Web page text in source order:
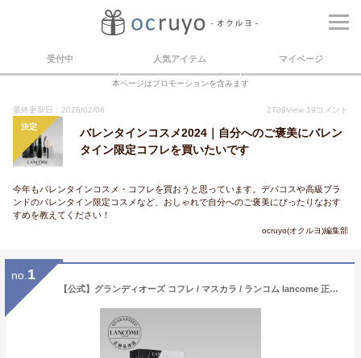
受付中 人気アイテム マイページ
本ページはプロモーションを含みます
最終更新日：2026/02/08 2709View 19 コメント
決定
バレンタインコスメ2024｜自分へのご褒美にバレン
タイン限定コフレを買いたいです
今年もバレンタインコスメ・コフレを買おうと思っています。デパコスや高級ブラ
ンドのバレンタイン限定コスメなど、おしゃれで自分へのご褒美にぴったりなおす
すめを教えてください！
ocruyo(オクルヨ)編集部
no. 1
【公式】グランディオーズ コフレ / マスカラ / ランコム lancome 正規品 プレゼント 誕生日 バレンタイン 彼女 母 化粧品 コスメ メイク デパコス ギフト 高級 母の日